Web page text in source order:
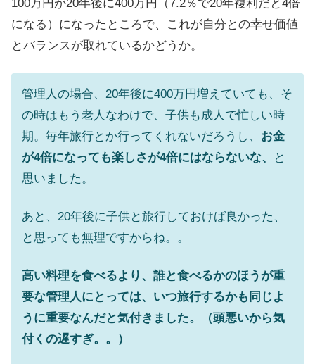
100万円が20年後に400万円（7.2％で20年複利だと4倍
になる）になったところで、これが自分との幸せ価値
とバランスが取れているかどうか。
管理人の場合、20年後に400万円増えていても、そ
の時はもう老人なわけで、子供も成人で忙しい時
期。毎年旅行とか行ってくれないだろうし、 お金
が4倍になっても楽しさが4倍にはならないな、
と
思いました。
あと、20年後に子供と旅行しておけば良かった、
と思っても無理ですからね。。
高い料理を食べるより、誰と食べるかのほうが重
要な管理人にとっては、いつ旅行するかも同じよ
うに重要なんだと気付きました。（頭悪いから気
付くの遅すぎ。。）